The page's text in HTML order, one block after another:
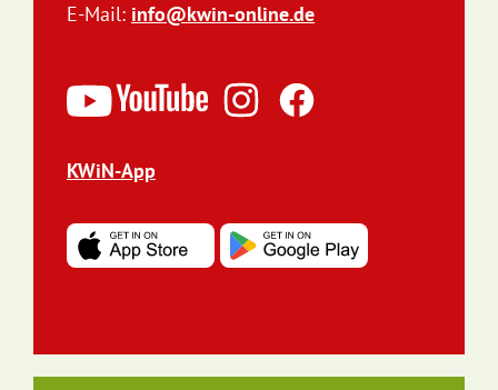
E-Mail: info@kwin-online.de
KWiN-App